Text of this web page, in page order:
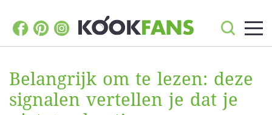
Belangrijk om te lezen: deze
signalen vertellen je dat je